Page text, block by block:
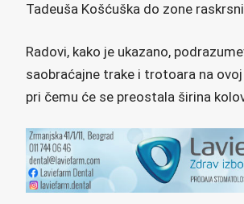
Tadeuša Košćuška do zone
Radovi, kako je ukazano,
saobraćajne trake i trotoara na
pri čemu će se preostala širina